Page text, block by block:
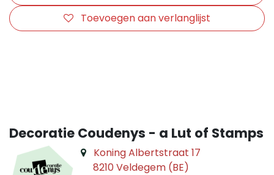
Toevoegen aan verlanglijst
Decoratie Coudenys - a Lut of Stamps
Koning Albertstraat 17
8210 Veldegem (BE)